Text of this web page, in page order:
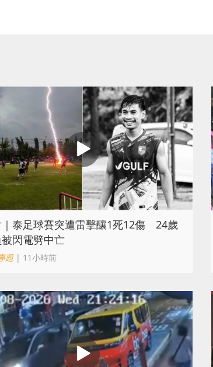
泰足球賽突遭雷擊釀1死12傷 24歲
閃電劈中亡
題| 11小時前